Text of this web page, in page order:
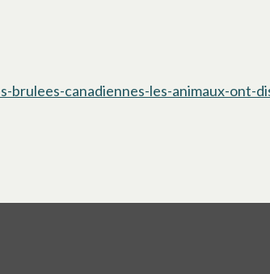
canadiennes-les-animaux-ont-